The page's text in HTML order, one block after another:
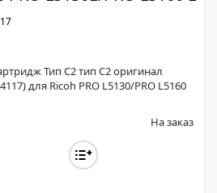
Тип C2 тип C2 оригинал
для Ricoh PRO L5130/PRO L5160
На заказ